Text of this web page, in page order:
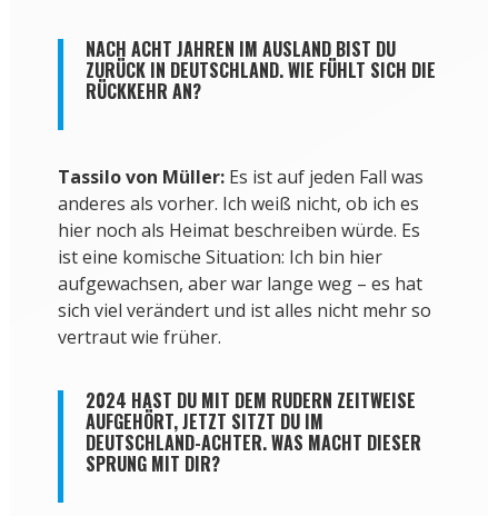
NACH ACHT JAHREN IM AUSLAND BIST DU
ZURÜCK IN DEUTSCHLAND. WIE FÜHLT SICH DIE
RÜCKKEHR AN?
Tassilo von Müller:Es ist auf jeden Fall was
anderes als vorher. Ich weiß nicht, ob ich es
hier noch als Heimat beschreiben würde. Es
ist eine komische Situation: Ich bin hier
aufgewachsen, aber war lange weg – es hat
sich viel verändert und ist alles nicht mehr so
vertraut wie früher.
2024 HAST DU MIT DEM RUDERN ZEITWEISE
AUFGEHÖRT, JETZT SITZT DU IM
DEUTSCHLAND-ACHTER. WAS MACHT DIESER
SPRUNG MIT DIR?